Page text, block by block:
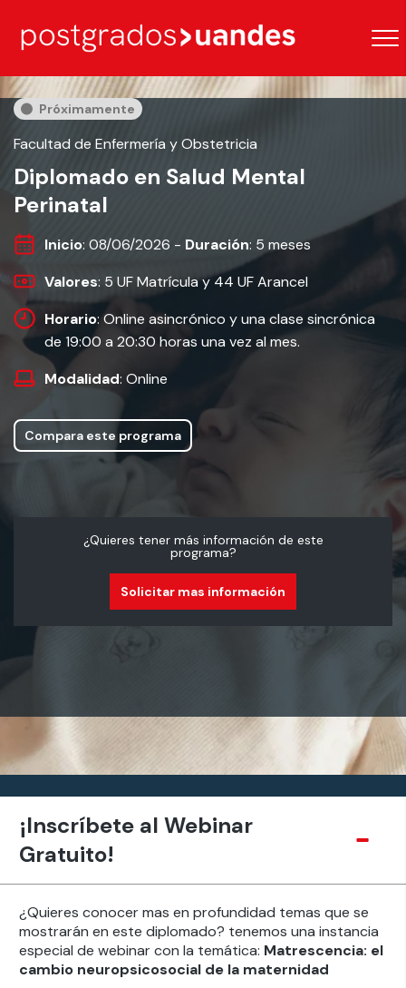
Próximamente
Facultad de Enfermería y Obstetricia
Diplomado en Salud Mental
Perinatal
Inicio: 08/06/2026 - Duración: 5 meses
Valores: 5 UF Matrícula y 44 UF Arancel
Horario: Online asincrónico y una clase sincrónica
de 19:00 a 20:30 horas una vez al mes.
Modalidad: Online
Compara este programa
¿Quieres tener más información de este
programa?
Solicitar mas información
¡Inscríbete al Webinar
Gratuito!
¿Quieres conocer mas en profundidad temas que se
mostrarán en este diplomado? tenemos una instancia
especial de webinar con la temática: Matrescencia: el
cambio neuropsicosocial de la maternidad